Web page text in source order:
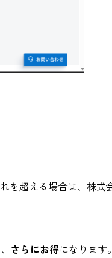
を超える場合は、株式
さらにお得になります。